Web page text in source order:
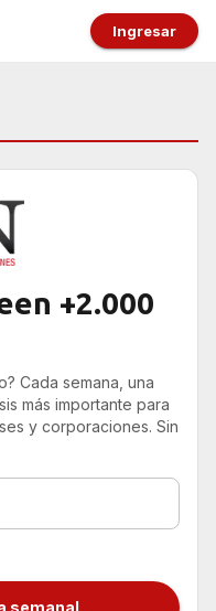
Ingresar
+2.000
Cada semana, una
más importante para
y corporaciones. Sin
semanal